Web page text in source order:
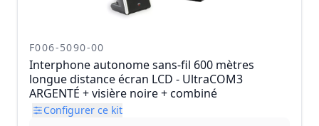
F006-5090-00
Interphone autonome sans-fil 600 mètres
longue distance écran LCD - UltraCOM3
ARGENTÉ + visière noire + combiné
Configurer ce kit